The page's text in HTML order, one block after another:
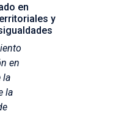
en
y
en
la
la